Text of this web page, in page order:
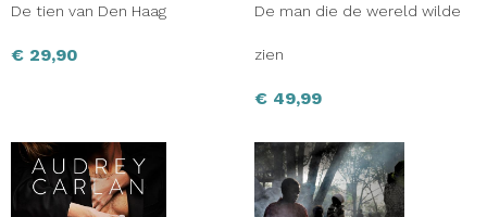
De tien van Den Haag
€ 29,90
De man die de wereld wilde
zien
€ 49,99